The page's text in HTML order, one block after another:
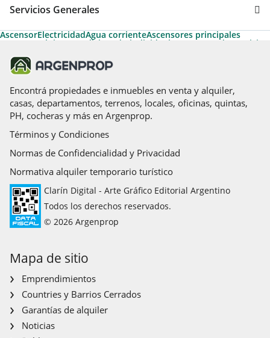
Servicios Generales
AscensorElectricidadAgua corrienteAscensores principales
Gas natural Aire acondicionado individual Ascensores de servicio
Acepta Garantías de Alquiler de Argenprop
CalefacciónAcceso para personas con movilidad reducida
Termotanque
Solarium
Encontrá propiedades e inmuebles en venta y alquiler,
casas, departamentos, terrenos, locales, oficinas, quintas,
PH, cocheras y más en Argenprop.
Términos y Condiciones
Normas de Confidencialidad y Privacidad
Normativa alquiler temporario turístico
Clarín Digital - Arte Gráfico Editorial Argentino
Todos los derechos reservados.
© 2026 Argenprop
Mapa de sitio
Emprendimientos
Countries y Barrios Cerrados
Garantías de alquiler
Noticias